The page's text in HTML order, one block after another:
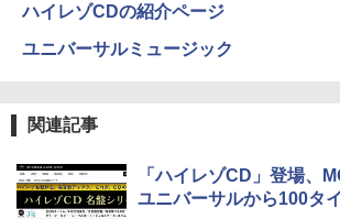
ハイレゾCDの紹介ページ
ユニバーサルミュージック
関連記事
「ハイレゾCD」登場、
ユニバーサルから100タ